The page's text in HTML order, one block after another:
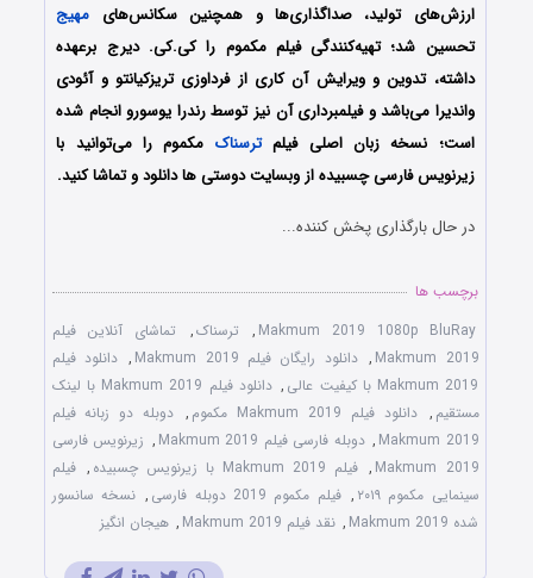
ارزش‌های تولید، صداگذاری‌ها و همچنین سکانس‌های مهیج
تحسین شد؛ تهیه‌کنندگی فیلم مکموم را کی.کی. دیرج برعهده
داشته، تدوین و ویرایش آن کاری از فرداوزی تریزکیانتو و آئودی
واندیرا می‌باشد و فیلمبرداری آن نیز توسط رندرا یوسورو انجام شده
است؛ نسخه زبان اصلی فیلمترسناک مکموم را می‌توانید با
زیرنویس فارسی چسبیده از وبسایت دوستی ها دانلود و تماشا کنید.
در حال بارگذاری پخش کننده...
برچسب ها
Makmum 2019 1080p BluRay
, ترسناک,
تماشای آنلاین فیلم
Makmum 2019
, دانلود رایگان فیلم Makmum 2019 , دانلود فیلم
Makmum 2019 با کیفیت عالی
,
دانلود فیلم Makmum 2019 با لینک
مستقیم , دانلود فیلم Makmum 2019 مکموم , دوبله دو زبانه فیلم
Makmum 2019
, دوبله فارسی فیلم Makmum 2019 , زیرنویس فارسی
Makmum 2019
, فیلم Makmum 2019 با زیرنویس چسبیده , فیلم
سینمایی مکموم ۲۰۱۹
, فیلم مکموم 2019 دوبله فارسی , نسخه سانسور
شده Makmum 2019
, نقد فیلم Makmum 2019 , هیجان انگیز